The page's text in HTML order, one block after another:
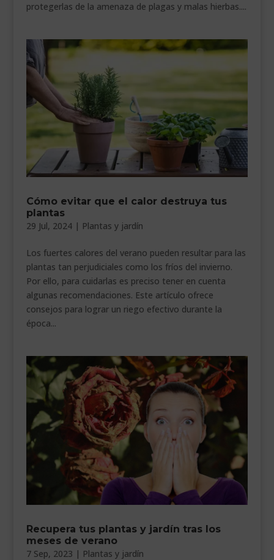
protegerlas de la amenaza de plagas y malas hierbas....
Cómo evitar que el calor destruya tus
plantas
29 Jul, 2024| Plantas y jardín
Los fuertes calores del verano pueden resultar para las
plantas tan perjudiciales como los fríos del invierno.
Por ello, para cuidarlas es preciso tener en cuenta
algunas recomendaciones. Este artículo ofrece
consejos para lograr un riego efectivo durante la
época...
Recupera tus plantas y jardín tras los
meses de verano
7 Sep, 2023 | Plantas y jardín